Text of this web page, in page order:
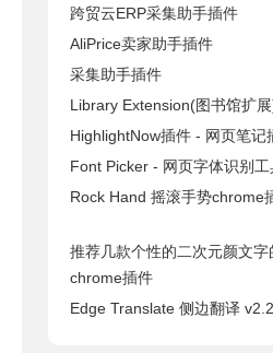
跨贸云ERP采集助手插件
AliPrice卖家助手插件
采集助手插件
Library Extension(图书馆扩
HighlightNow插件 - 网页笔记
Font Picker - 网页字体识别工
Rock Hand 摇滚手势chrome
推荐几款个性的二次元颜文
chrome插件
Edge Translate 侧边翻译